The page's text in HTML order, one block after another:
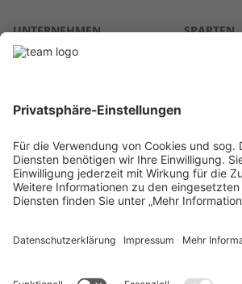
UNTERNEHMEN
Über uns
Karriere
Kontakt
SPARTEN
RECHTLICHES